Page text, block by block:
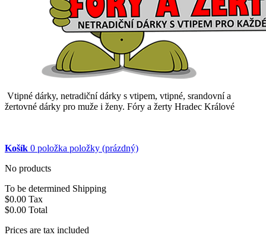
Vtipné dárky, netradiční dárky s vtipem, vtipné, srandovní a
žertovné dárky pro muže i ženy. Fóry a žerty Hradec Králové
Košík 0 položka položky (prázdný)
No products
To be determined Shipping
$0.00 Tax
$0.00 Total
Prices are tax included